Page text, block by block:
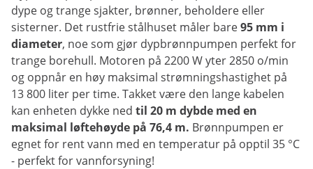
dype og trange sjakter, brønner, beholdere eller
sisterner. Det rustfrie stålhuset måler bare95 mm i
diameter, noe som gjør dypbrønnpumpen perfekt for
trange borehull. Motoren på 2200 W yter 2850 o/min
og oppnår en høy maksimal strømningshastighet på
13 800 liter per time. Takket være den lange kabelen
kan enheten dykke ned til 20 m dybde med en
maksimal løftehøyde på 76,4 m. Brønnpumpen er
egnet for rent vann med en temperatur på opptil 35 °C
- perfekt for vannforsyning!